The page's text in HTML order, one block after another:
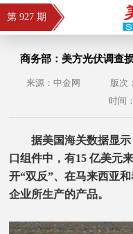
第 927 期
商务部：美方光伏调查
来源：中金网 版次
时间
据美国海关数据显示
口组件中，有15 亿美元
开“双反”、在马来西亚
企业所生产的产品。